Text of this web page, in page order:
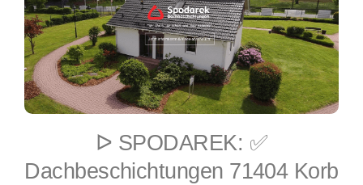
ᐅ SPODAREK: ✅
Dachbeschichtungen 71404 Korb